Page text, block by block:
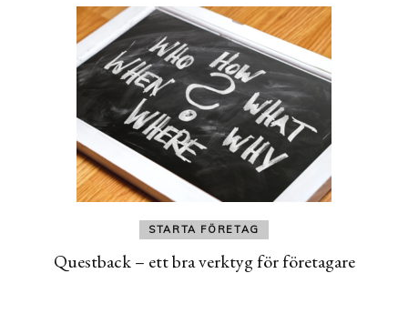
STARTA FÖRETAG
Questback – ett bra verktyg för företagare